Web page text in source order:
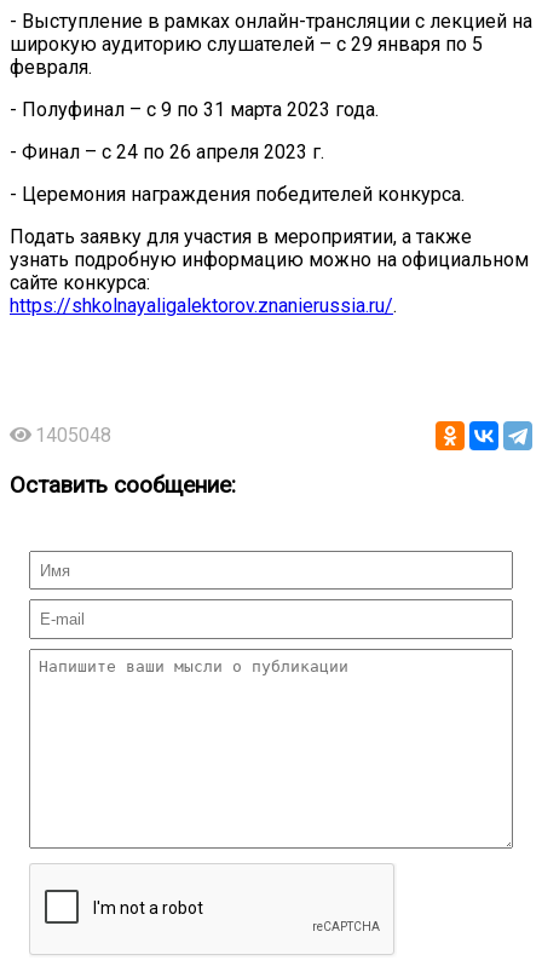
- Выступление в рамках онлайн-трансляции с лекцией на
широкую аудиторию слушателей – с 29 января по 5
февраля.
- Полуфинал – с 9 по 31 марта 2023 года.
- Финал – с 24 по 26 апреля 2023 г.
- Церемония награждения победителей конкурса.
Подать заявку для участия в мероприятии, а также
узнать подробную информацию можно на официальном
сайте конкурса:
https://shkolnayaligalektorov.znanierussia.ru/.
1405048
Оставить сообщение: